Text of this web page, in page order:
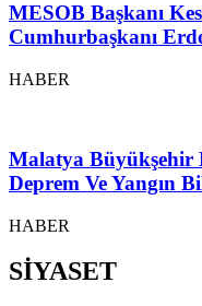
MESOB Başkanı
Cumhurbaşkanı
HABER
Malatya Büyükşehir
Deprem Ve Yangın
HABER
SİYASET